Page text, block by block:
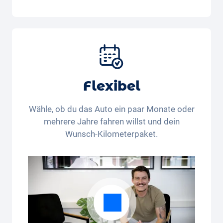
Flexibel
Wähle, ob du das Auto ein paar Monate oder
mehrere Jahre fahren willst und dein
Wunsch-Kilometerpaket.